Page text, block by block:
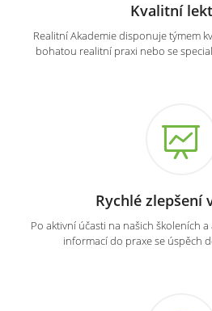
Kvalitní
Realitní Akademie disponuje týmem
bohatou realitní praxi nebo se
Rychlé zlepšení
Po aktivní účasti na našich školeních
informací do praxe se úspěch